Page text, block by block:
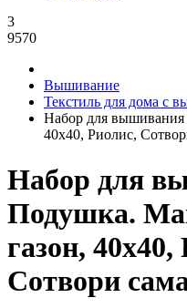
3
9570
Вышивание
Текстиль для дома с
Набор для
40x40, Риолис,
Набор для
Подушка.
газон, 40x40,
Сотвори